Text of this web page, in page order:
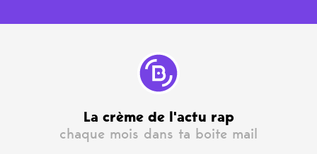
La crème de l'actu rap
chaque mois dans ta boite mail